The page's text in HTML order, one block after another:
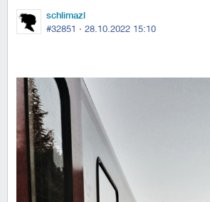
schlimazl
#32851 · 28.10.2022 15:10